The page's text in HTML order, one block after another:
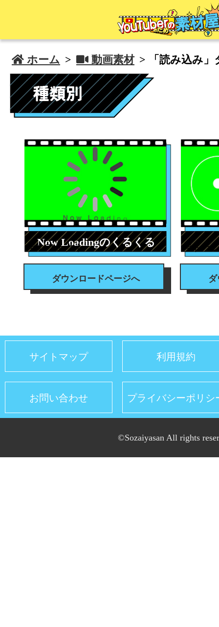
 ホーム >  動画素材 > 「読み込み」
#エフェクト
Now Loadingのくるくる
ダウンロードページへ
#トラ
サイトマップ 利用規約
お問い合わせ プライバシーポリシ
©Sozaiyasan All rights